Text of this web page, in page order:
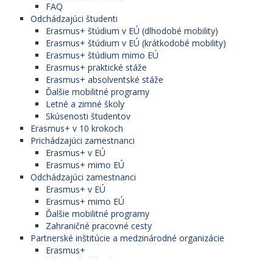
FAQ
Odchádzajúci študenti
Erasmus+ štúdium v EÚ (dlhodobé mobility)
Erasmus+ štúdium v EÚ (krátkodobé mobility)
Erasmus+ štúdium mimo EÚ
Erasmus+ praktické stáže
Erasmus+ absolventské stáže
Ďalšie mobilitné programy
Letné a zimné školy
Skúsenosti študentov
Erasmus+ v 10 krokoch
Prichádzajúci zamestnanci
Erasmus+ v EÚ
Erasmus+ mimo EÚ
Odchádzajúci zamestnanci
Erasmus+ v EÚ
Erasmus+ mimo EÚ
Ďalšie mobilitné programy
Zahraničné pracovné cesty
Partnerské inštitúcie a medzinárodné organizácie
Erasmus+